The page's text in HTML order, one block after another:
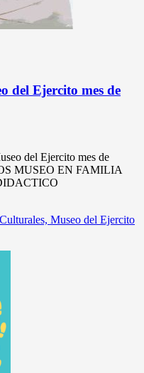
del Ejercito mes de
del Ejercito mes de
MUSEO EN FAMILIA
Museo del Ejercito